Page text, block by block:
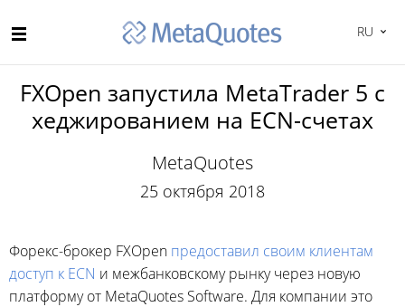
RU
FXOpen запустила MetaTrader 5 с
хеджированием на ECN-счетах
MetaQuotes
25 октября 2018
Форекс-брокер FXOpen предоставил своим клиентам
доступ к ECN и межбанковскому рынку через новую
платформу от MetaQuotes Software. Для компании это